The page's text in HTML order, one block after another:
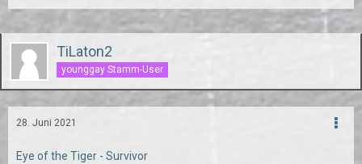
TiLaton2
younggay Stamm-User
28. Juni 2021
Eye of the Tiger - Survivor